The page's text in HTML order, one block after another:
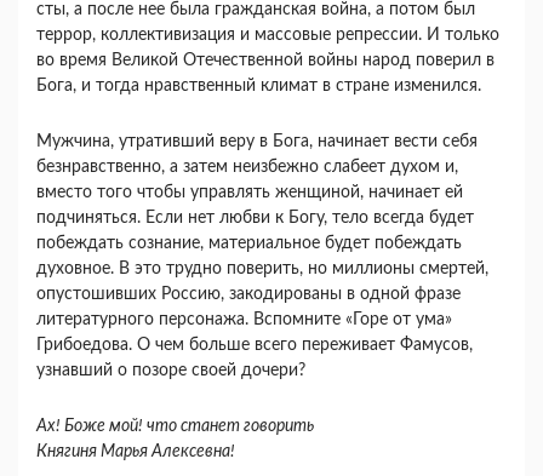
сты, а после нее была гражданская война, а потом был
террор, коллективизация и массовые репрес­сии. И только
во время Великой Отечественной войны народ поверил в
Бога, и тогда нравствен­ный климат в стране изменился.
Мужчина, утративший веру в Бога, начинает вести себя
безнравственно, а затем неизбежно сла­беет духом и,
вместо того чтобы управлять жен­щиной, начинает ей
подчиняться. Если нет любви к Богу, тело всегда будет
побеждать сознание, ма­териальное будет побеждать
духовное. В это труд­но поверить, но миллионы смертей,
опустошив­ших Россию, закодированы в одной фразе
литера­турного персонажа. Вспомните «Горе от ума»
Грибоедова. О чем больше всего переживает Фа­мусов,
узнавший о позоре своей дочери?
Ах! Боже мой! что станет говорить
Княгиня Марья Алексевна!